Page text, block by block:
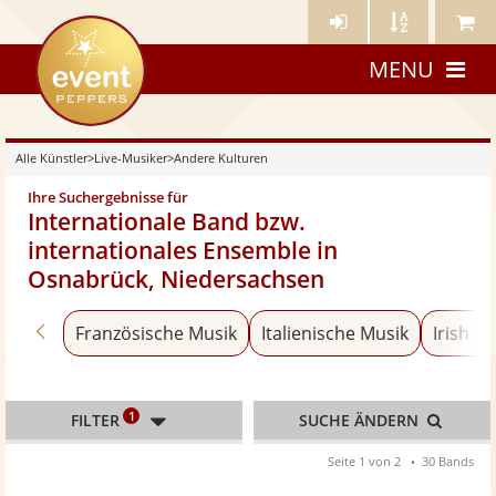
Künstler- Künstler Meine
eventpeppers
MENU
Alle Künstler>Live-Musiker>Andere Kulturen
Ihre Suchergebnisse für
Internationale Band bzw.
internationales Ensemble in
Osnabrück, Niedersachsen
Zurück zu «Bands & Ensembles»
Französische Musik Italienische Musik Irish
FILTER 1 SUCHE ÄNDERN
Seite 1 von 2 30 Bands